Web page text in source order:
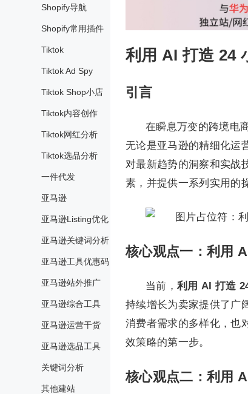
Shopify导航
Shopify常用插件
Tiktok
Tiktok Ad Spy
Tiktok Shop小店
Tiktok内容创作
Tiktok网红分析
Tiktok选品分析
一件代发
亚马逊
亚马逊Listing优化
亚马逊关键词分析
亚马逊工具优惠码
亚马逊站外推广
亚马逊综合工具
亚马逊运营干货
亚马逊选品工具
关键词分析
其他建站
利用 AI 打造 24
引言
在瞬息万变的跨境电
无论是亚马逊的精细化运
对最新趋势的洞察和实战
素，并提供一系列实用的
核心观点一：利用
当前， 利用 AI 打造
持续增长为卖家提供了广
消费者需求的多样化，也
效策略的第一步。
核心观点二：利用